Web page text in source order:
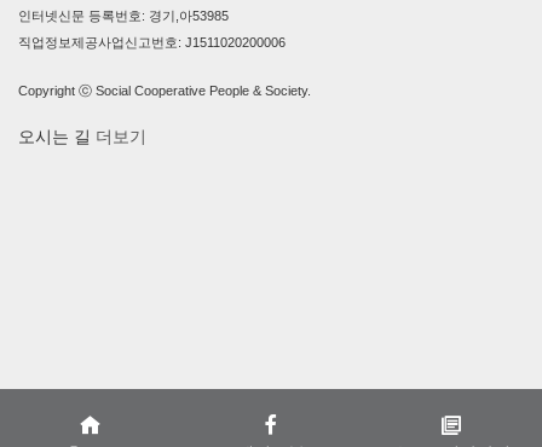
인터넷신문 등록번호: 경기,아53985
직업정보제공사업신고번호: J1511020200006
Copyright ⓒ Social Cooperative People & Society.
오시는 길 더보기